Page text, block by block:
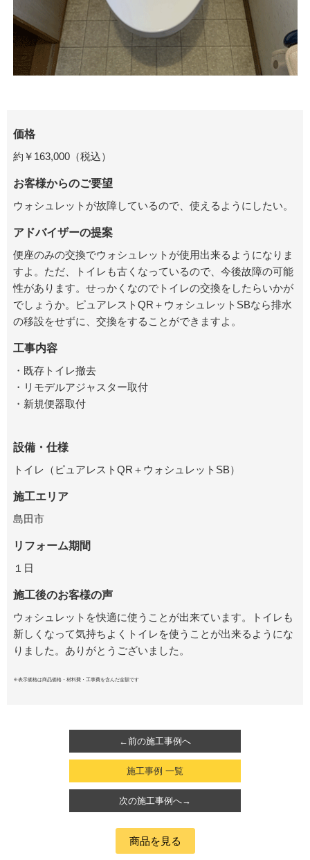
価格
約￥163,000（税込）
お客様からのご要望
ウォシュレットが故障しているので、使えるようにしたい。
アドバイザーの提案
便座のみの交換でウォシュレットが使用出来るようになりま
すよ。ただ、トイレも古くなっているので、今後故障の可能
性があります。せっかくなのでトイレの交換をしたらいかが
でしょうか。ピュアレストQR＋ウォシュレットSBなら排水
の移設をせずに、交換をすることができますよ。
工事内容
・既存トイレ撤去
・リモデルアジャスター取付
・新規便器取付
設備・仕様
トイレ（ピュアレストQR＋ウォシュレットSB）
施工エリア
島田市
リフォーム期間
１日
施工後のお客様の声
ウォシュレットを快適に使うことが出来ています。トイレも
新しくなって気持ちよくトイレを使うことが出来るようにな
りました。ありがとうございました。
※表示価格は商品価格・材料費・工事費を含んだ金額です
←前の施工事例へ
施工事例 一覧
次の施工事例へ→
商品を見る